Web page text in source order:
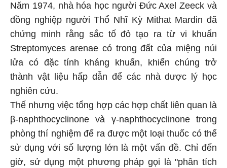
Năm 1974, nhà hóa học người Đức Axel Zeeck và
đồng nghiệp người Thổ Nhĩ Kỳ Mithat Mardin đã
chứng minh rằng sắc tố đỏ tạo ra từ vi khuẩn
Streptomyces arenae có trong đất của miệng núi
lửa có đặc tính kháng khuẩn, khiến chúng trở
thành vật liệu hấp dẫn để các nhà dược lý học
nghiên cứu.
Thế nhưng việc tổng hợp các hợp chất liên quan là
β-naphthocyclinone và γ-naphthocyclinone trong
phòng thí nghiệm để ra được một loại thuốc có thể
sử dụng với số lượng lớn là một vấn đề. Chỉ đến
giờ, sử dụng một phương pháp gọi là "phân tích